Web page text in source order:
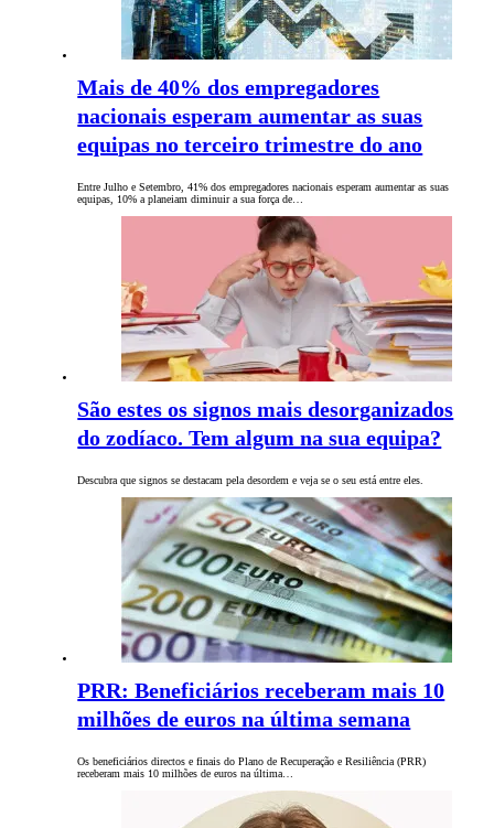
Mais de 40% dos empregadores
nacionais esperam aumentar as suas
equipas no terceiro trimestre do ano
Entre Julho e Setembro, 41% dos empregadores nacionais esperam aumentar as suas
equipas, 10% a planeiam diminuir a sua força de…
São estes os signos mais desorganizados
do zodíaco. Tem algum na sua equipa?
Descubra que signos se destacam pela desordem e veja se o seu está entre eles.
PRR: Beneficiários receberam mais 10
milhões de euros na última semana
Os beneficiários directos e finais do Plano de Recuperação e Resiliência (PRR)
receberam mais 10 milhões de euros na última…